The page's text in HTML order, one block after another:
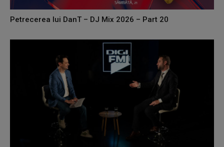
Petrecerea lui DanT – DJ Mix 2026 – Part 20